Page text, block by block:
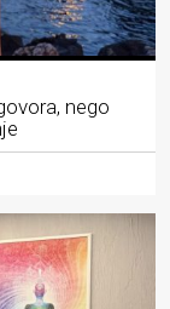
nego